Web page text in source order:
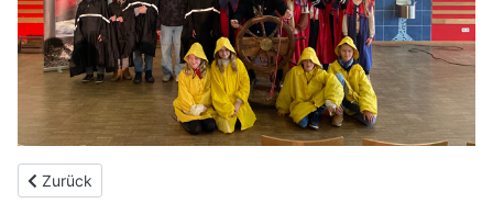
Vorheriger Beitrag: Probentage der Schulband "connected" in
Zurück